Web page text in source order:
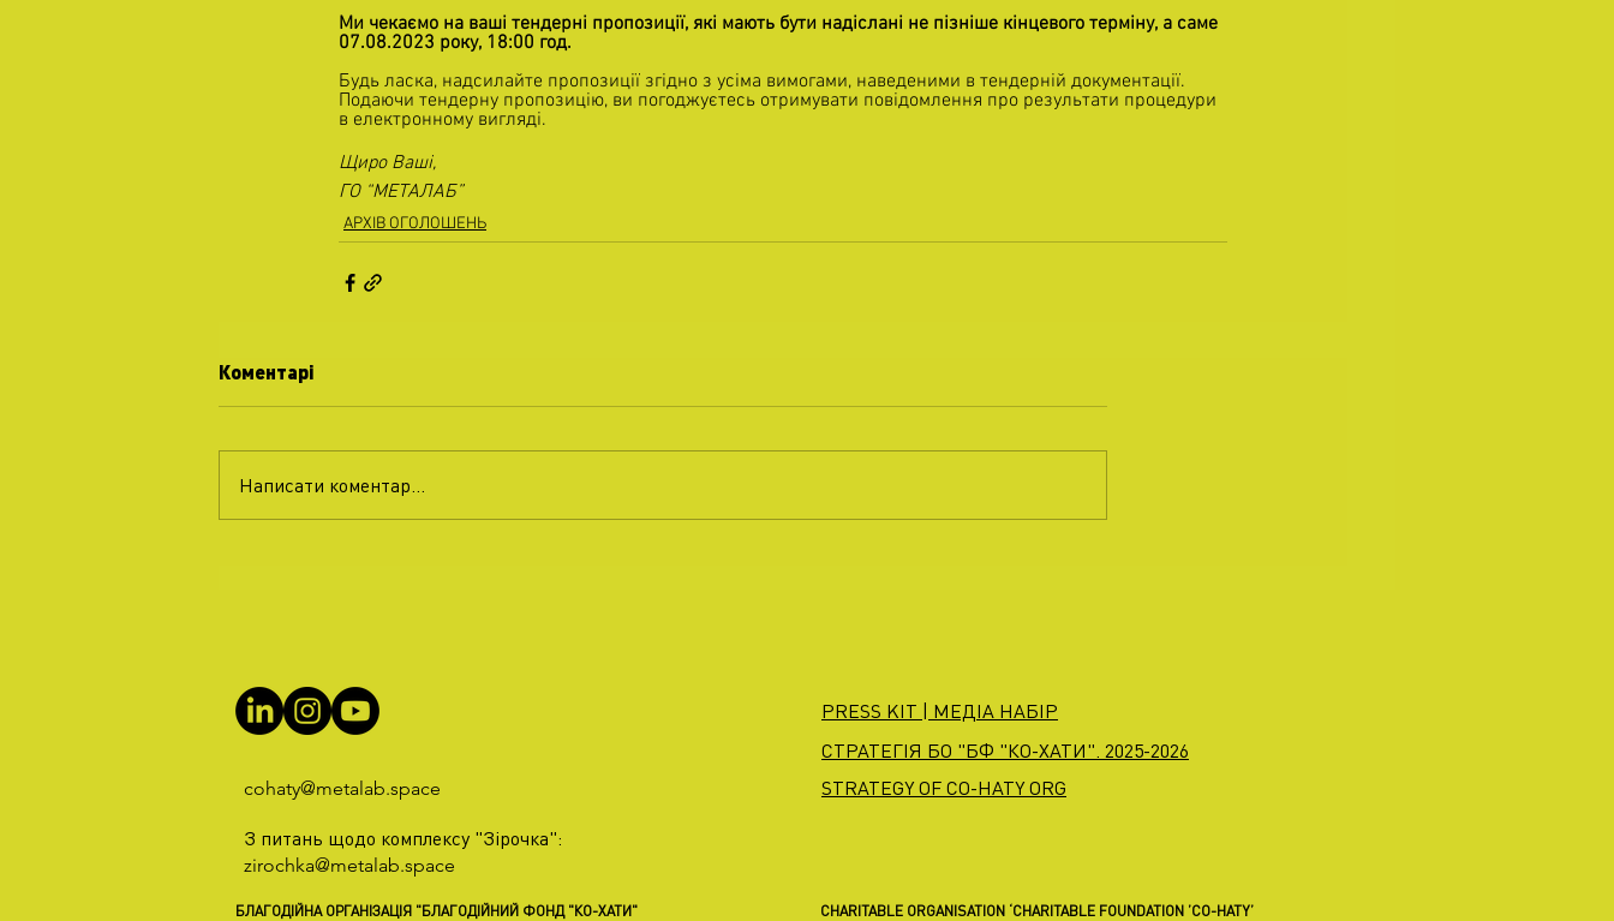
Ми чекаємо на ваші тендерні пропозиції, які мають бути надіслані не пізніше кінцевого терміну, а саме
07.08.2023 року, 18:00 год.
Будь ласка, надсилайте пропозиції згідно з усіма вимогами, наведеними в тендерній документації.
Подаючи тендерну пропозицію, ви погоджуєтесь отримувати повідомлення про результати процедури
в електронному вигляді.
Щиро Ваші,
ГО “МЕТАЛАБ”
АРХІВ ОГОЛОШЕНЬ
Коментарі
Написати коментар...
PRESS KIT | МЕДІА НАБІР
СТРАТЕГІЯ БО "БФ "КО-ХАТИ". 2025-2026
cohaty@metalab.space STRATEGY OF CO-HATY ORG
З питань щодо комплексу "Зірочка":
zirochka@metalab.space
БЛАГОДІЙНА ОРГАНІЗАЦІЯ "БЛАГОДІЙНИЙ ФОНД "КО-ХАТИ"
CHARITABLE ORGANISATION ‘CHARITABLE FOUNDATION ’CO-HATY’